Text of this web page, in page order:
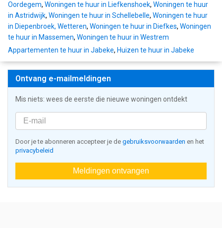
Oordegem, Woningen te huur in Liefkenshoek, Woningen te huur
in Astridwijk, Woningen te huur in Schellebelle, Woningen te huur
in Diepenbroek, Wetteren, Woningen te huur in Diefkes, Woningen
te huur in Massemen, Woningen te huur in Westrem
Appartementen te huur in Jabeke, Huizen te huur in Jabeke
Ontvang e-mailmeldingen
Mis niets: wees de eerste die nieuwe woningen ontdekt
Door je te abonneren accepteer je de gebruiksvoorwaarden en het
privacybeleid
Meldingen ontvangen